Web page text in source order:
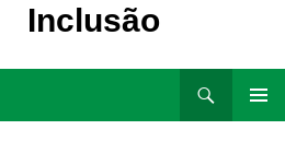
Inclusão